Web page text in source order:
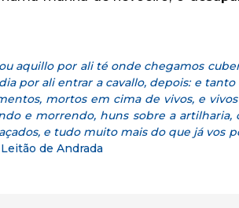
aquillo por ali té onde chegamos
por ali entrar a cavallo, depois: e
mortos em cima de vivos, e
e morrendo, huns sobre a artilharia,
e tudo muito mais do que já vos
de Andrada